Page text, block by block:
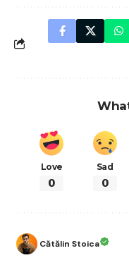
Love
0
Sad
0
Cătălin Stoica